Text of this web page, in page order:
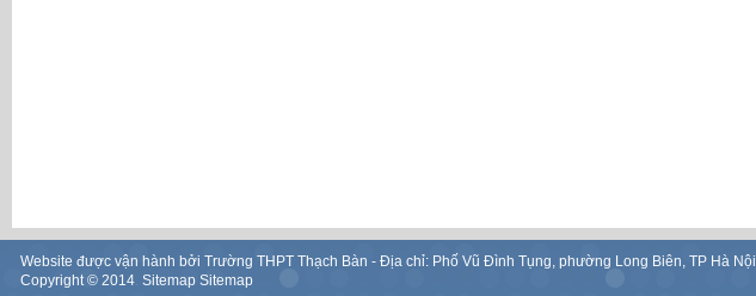
Website được vận hành bởi Trường THPT Thạch Bàn - Địa chỉ: Phố Vũ Đình Tụng, phường Long Biên, TP Hà Nội
Copyright © 2014. Sitemap Sitemap